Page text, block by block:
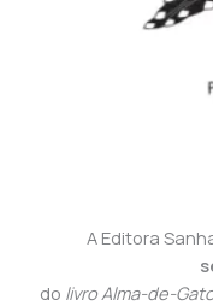
A Editora
do livro Alma-de-